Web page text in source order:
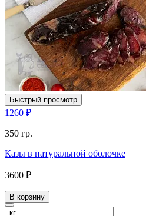
Быстрый просмотр
1260 ₽
350 гр.
Казы в натуральной оболочке
3600 ₽
В корзину